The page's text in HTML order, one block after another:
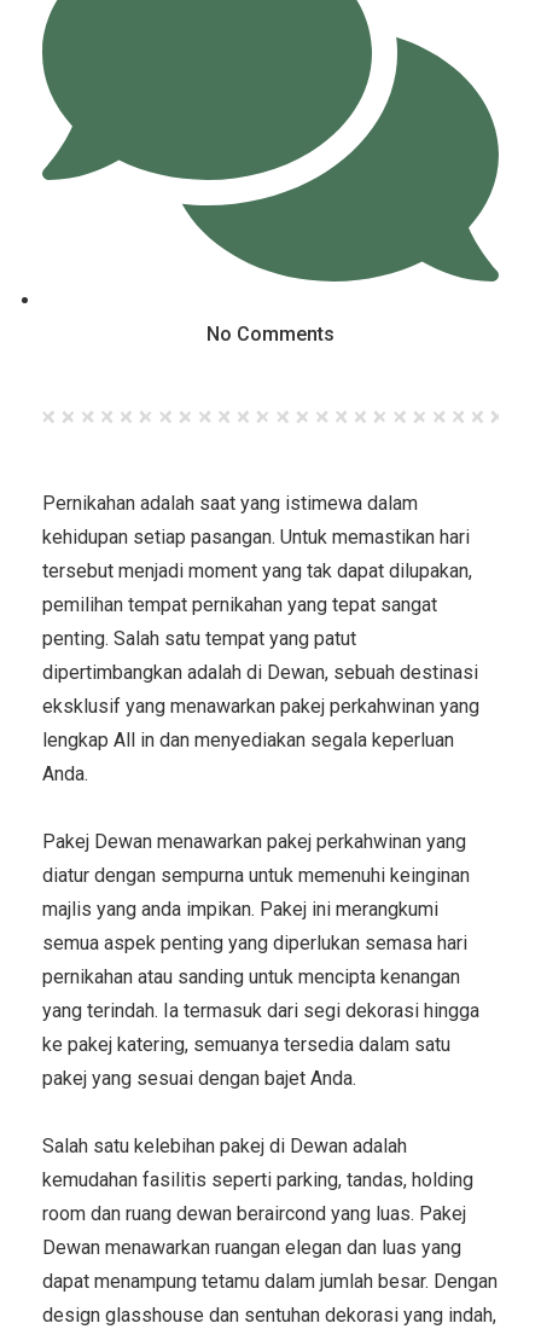
No Comments
Pernikahan adalah saat yang istimewa dalam
kehidupan setiap pasangan. Untuk memastikan hari
tersebut menjadi moment yang tak dapat dilupakan,
pemilihan tempat pernikahan yang tepat sangat
penting. Salah satu tempat yang patut
dipertimbangkan adalah di Dewan, sebuah destinasi
eksklusif yang menawarkan pakej perkahwinan yang
lengkap All in dan menyediakan segala keperluan
Anda.
Pakej Dewan menawarkan pakej perkahwinan yang
diatur dengan sempurna untuk memenuhi keinginan
majlis yang anda impikan. Pakej ini merangkumi
semua aspek penting yang diperlukan semasa hari
pernikahan atau sanding untuk mencipta kenangan
yang terindah. Ia termasuk dari segi dekorasi hingga
ke pakej katering, semuanya tersedia dalam satu
pakej yang sesuai dengan bajet Anda.
Salah satu kelebihan pakej di Dewan adalah
kemudahan fasilitis seperti parking, tandas, holding
room dan ruang dewan beraircond yang luas. Pakej
Dewan menawarkan ruangan elegan dan luas yang
dapat menampung tetamu dalam jumlah besar. Dengan
design glasshouse dan sentuhan dekorasi yang indah,